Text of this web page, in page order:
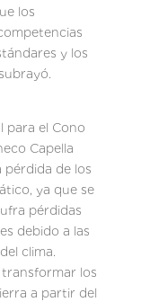
los
y los
para el Cono
Capella
pérdida de los
ya que se
pérdidas
debido a las
clima.
transformar los
a partir del